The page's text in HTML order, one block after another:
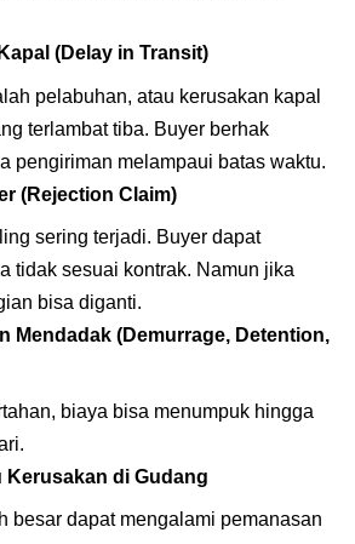
(Delay in Transit)
pelabuhan, atau kerusakan kapal
terlambat tiba. Buyer berhak
pengiriman melampaui batas waktu.
(Rejection Claim)
sering terjadi. Buyer dapat
tidak sesuai kontrak. Namun jika
bisa diganti.
Mendadak (Demurrage, Detention,
biaya bisa menumpuk hingga
Kerusakan di Gudang
besar dapat mengalami pemanasan